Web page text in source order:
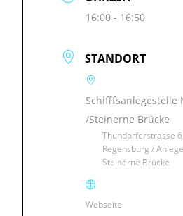
16:00 - 16:50
STANDORT
Schifffsanlegestelle
/Steinerne Brücke
Thundorferstrasse
Regensburg /
Steinerne Brücke
Webseite